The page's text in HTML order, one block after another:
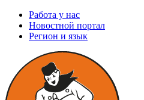
Работа у нас
Новостной портал
Регион и язык